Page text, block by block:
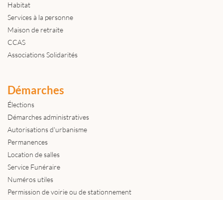
Habitat
Services à la personne
Maison de retraite
CCAS
Associations Solidarités
Démarches
Élections
Démarches administratives
Autorisations d'urbanisme
Permanences
Location de salles
Service Funéraire
Numéros utiles
Permission de voirie ou de stationnement